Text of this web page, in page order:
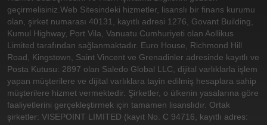
geçirmelisiniz. Web Sitesindeki hizmetler, lisanslı bir finans kurumu
olan, şirket numarası 40131, kayıtlı adresi 1276, Govant Building,
Kumul Highway, Port Vila, Vanuatu Cumhuriyeti olan Aollikus
Limited tarafından sağlanmaktadır. Euro House, Richmond Hill
Road, Kingstown, Saint Vincent ve Grenadinler adresinde kayıtlı ve
Posta Kutusu: 2897 olan Saledo Global LLC, dijital varlıklarla işlem
yapan müşterilere ve dijital varlıklara tayin edilmiş hesaplara sahip
müşterilere hizmet vermektedir. Şirketler, o ülkenin yasalarına göre
faaliyetlerini gerçekleştirmek için tamamen lisanslıdır. Ortak
şirketler: VISEPOINT LIMITED (kayıt No. C 94716, kayıtlı adres: